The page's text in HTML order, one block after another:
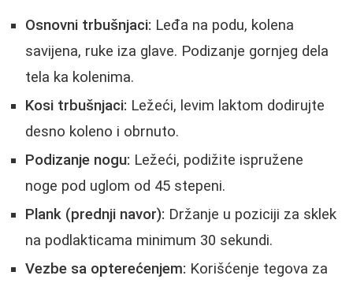
Osnovni trbušnjaci: Leđa na podu, kolena
savijena, ruke iza glave. Podizanje gornjeg dela
tela ka kolenima.
Kosi trbušnjaci: Ležeći, levim laktom dodirujte
desno koleno i obrnuto.
Podizanje nogu: Ležeći, podižite ispružene
noge pod uglom od 45 stepeni.
Plank (prednji navor): Držanje u poziciji za sklek
na podlakticama minimum 30 sekundi.
Vezbe sa opterećenjem: Korišćenje tegova za